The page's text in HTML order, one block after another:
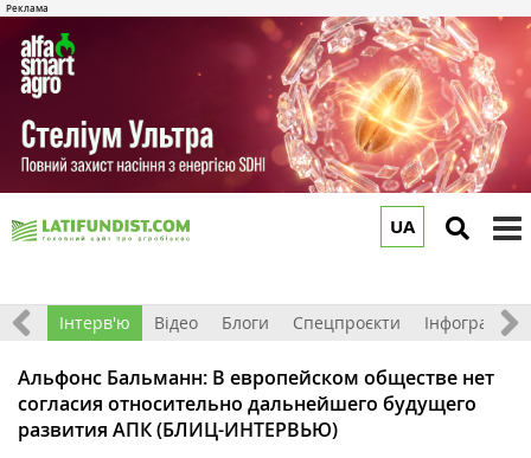
UA
Інтерв'ю Відео Блоги Спецпроєкти Інфографіка
Альфонс Бальманн: В европейском обществе нет
согласия относительно дальнейшего будущего
развития АПК (БЛИЦ-ИНТЕРВЬЮ)